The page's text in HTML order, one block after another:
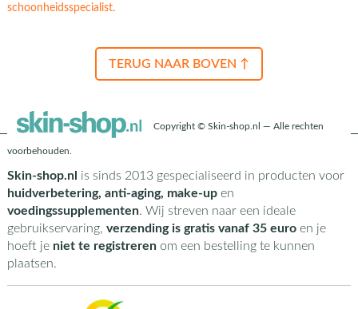
schoonheidsspecialist.
TERUG NAAR BOVEN ↑
Copyright © Skin-shop.nl — Alle rechten
voorbehouden.
Skin-shop.nl is sinds 2013 gespecialiseerd in producten voor
huidverbetering, anti-aging, make-upen
voedingssupplementen. Wij streven naar een ideale
gebruikservaring, verzending is gratis vanaf 35 euroen je
hoeft je niet te registrerenom een bestelling te kunnen
plaatsen.